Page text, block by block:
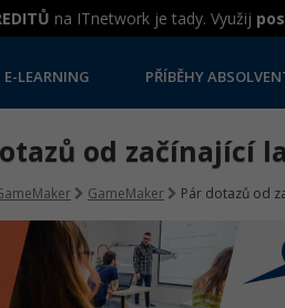
na ITnetwork je tady. Využij
E-LEARNING PŘÍBĚHY
od začínající
GameMaker Pár dotazů od